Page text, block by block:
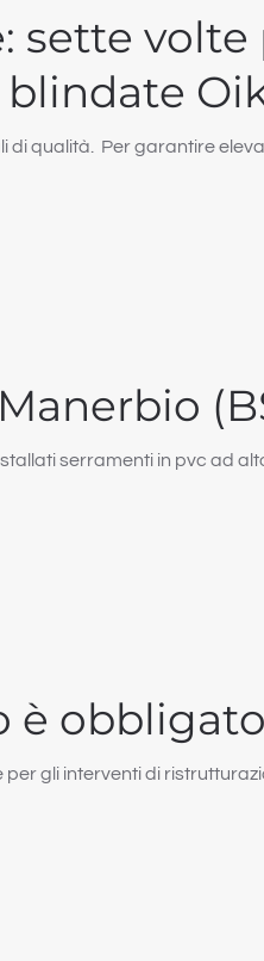
sette volte
qualità. Per garantire
serramenti in pvc ad
gli interventi di